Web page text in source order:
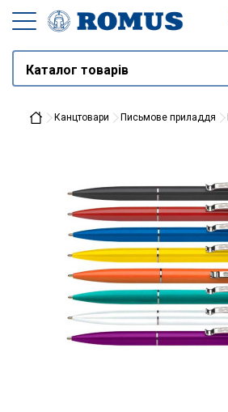
Каталог товарів
Канцтовари Письмове приладдя